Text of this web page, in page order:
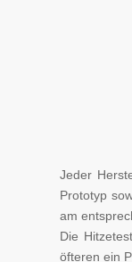
Jeder
Prototyp
am
Die
öfteren ein